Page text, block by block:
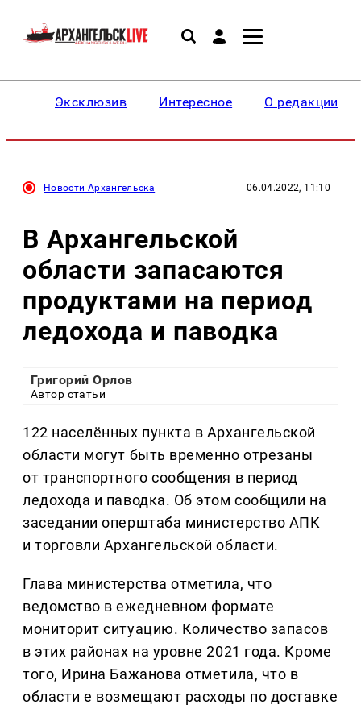
Эксклюзив Интересное О редакции
Новости Архангельска 06.04.2022, 11:10
В Архангельской
области запасаются
продуктами на период
ледохода и паводка
Григорий Орлов
Автор статьи
122 населённых пункта в Архангельской
области могут быть временно отрезаны
от транспортного сообщения в период
ледохода и паводка. Об этом сообщили на
заседании оперштаба министерство АПК
и торговли Архангельской области.
Глава министерства отметила, что
ведомство в ежедневном формате
мониторит ситуацию. Количество запасов
в этих районах на уровне 2021 года. Кроме
того, Ирина Бажанова отметила, что в
области е возмещают расходы по доставке